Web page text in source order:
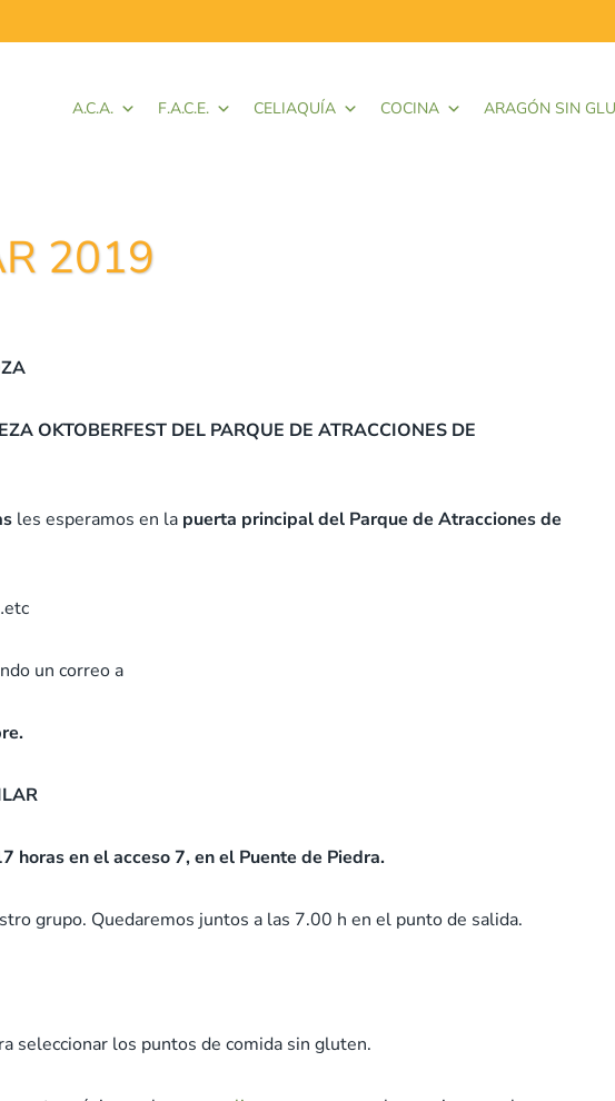
A.C.A. F.A.C.E. CELIAQUÍA COCINA ARAGÓN SIN
2019
OKTOBERFEST DEL PARQUE DE ATRACCIONES DE
les esperamos en la puerta principal del Parque de Atracciones de
un correo a
horas en el acceso 7, en el Puente de Piedra.
grupo. Quedaremos juntos a las 7.00 h en el punto de salida.
seleccionar los puntos de comida sin gluten.